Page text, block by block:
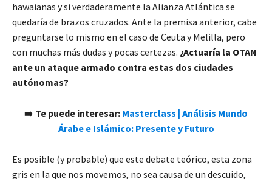
hawaianas y si verdaderamente la Alianza Atlántica se
quedaría de brazos cruzados. Ante la premisa anterior, cabe
preguntarse lo mismo en el caso de Ceuta y Melilla, pero
con muchas más dudas y pocas certezas. ¿Actuaría la OTAN
ante un ataque armado contra estas dos ciudades
autónomas?
➡️ Te puede interesar: Masterclass | Análisis Mundo
Árabe e Islámico: Presente y Futuro
Es posible (y probable) que este debate teórico, esta zona
gris en la que nos movemos, no sea causa de un descuido,